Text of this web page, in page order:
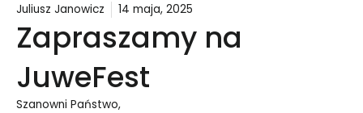
Juliusz Janowicz 14 maja, 2025
Zapraszamy na
JuweFest
Szanowni Państwo,